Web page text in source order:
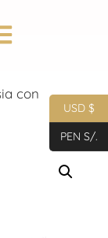
con
USD $
PEN S/.